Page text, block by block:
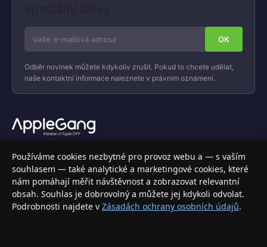
speciální slevy
Odběr novinek můžete kdykoliv zrušit. Pokud to chcete udělat,
naše kontaktní informace naleznete v právním oznámení.
Váš specializovaný obchod s Apple produkty, příslušenstvím a
elektronikou. Nakupujte bezpečně a s jistotou.
INFORMACE
Doprava a doručení
Používáme cookies nezbytné pro provoz webu a — s vaším
souhlasem — také analytické a marketingové cookies, které
nám pomáhají měřit návštěvnost a zobrazovat relevantní
obsah. Souhlas je dobrovolný a můžete jej kdykoli odvolat.
Podrobnosti najdete v Zásadách ochrany osobních údajů.